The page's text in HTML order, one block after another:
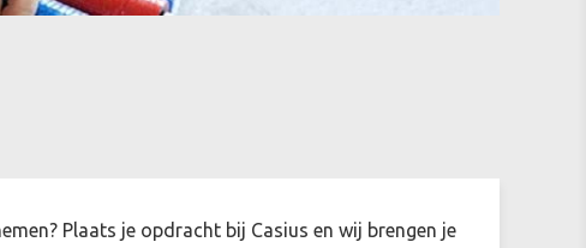
Plaats je opdracht bij Casius en wij brengen je